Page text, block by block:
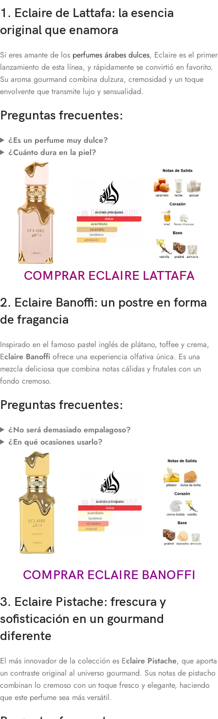
1. Eclaire de Lattafa: la esencia
original que enamora
Si eres amante de los perfumes árabes dulces, Eclaire es el primer
lanzamiento de esta línea, y rápidamente se convirtió en favorito.
Su aroma gourmand combina dulzura, cremosidad y un toque
envolvente que transmite lujo y sensualidad.
Preguntas frecuentes:
¿Es un perfume muy dulce?
¿Cuánto dura en la piel?
COMPRAR ECLAIRE LATTAFA
2. Eclaire Banoffi: un postre en forma
de fragancia
Inspirado en el famoso pastel inglés de plátano, toffee y crema,
Eclaire Banoffi ofrece una experiencia olfativa única. Es una
mezcla deliciosa que combina notas cálidas y frutales con un
fondo cremoso.
Preguntas frecuentes:
¿No será demasiado empalagoso?
¿En qué ocasiones usarlo?
COMPRAR ECLAIRE BANOFFI
3. Eclaire Pistache: frescura y
sofisticación en un gourmand
diferente
El más innovador de la colección es Eclaire Pistache, que aporta
un contraste original al universo gourmand. Sus notas de pistacho
combinan lo cremoso con un toque fresco y elegante, haciendo
que este perfume sea más versátil.